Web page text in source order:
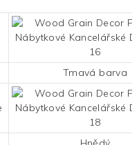
Tmavá barva